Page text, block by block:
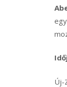
Új-